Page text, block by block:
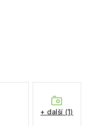
+ další (1)